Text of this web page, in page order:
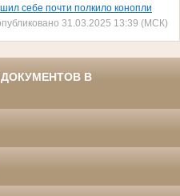
себе почти полкило конопли
31.03.2025 13:39 (МСК)
В